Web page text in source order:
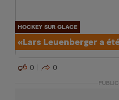
HOCKEY SUR GLACE
«Lars Leuenberger a
0 0